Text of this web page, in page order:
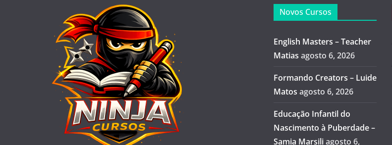
Novos Cursos
English Masters – Teacher
Matias agosto 6, 2026
Formando Creators – Luide
Matos agosto 6, 2026
Educação Infantil do
Nascimento à Puberdade –
Samia Marsili agosto 6,